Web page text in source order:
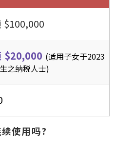
$100,000
$20,000 (适用子女于2023
之纳税人士)
使用吗?